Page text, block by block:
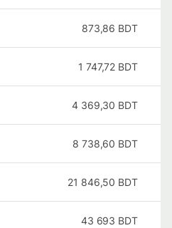
873,86 BDT
1 747,72 BDT
4 369,30 BDT
8 738,60 BDT
21 846,50 BDT
43 693 BDT